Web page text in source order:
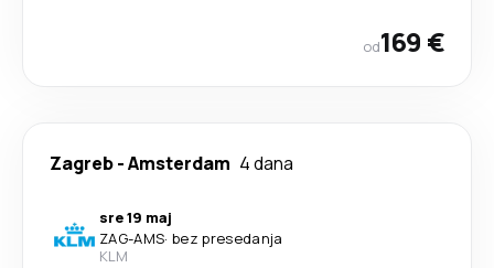
od169 €
Zagreb-Amsterdam 4 dana
sre 19 maj
ZAG-AMS· bez presedanja
KLM